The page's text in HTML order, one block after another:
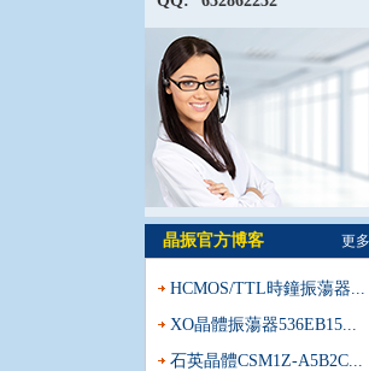
晶振官方博客 更
HCMOS/TTL時鐘振蕩器...
XO晶體振蕩器536EB15...
石英晶體CSM1Z-A5B2C...